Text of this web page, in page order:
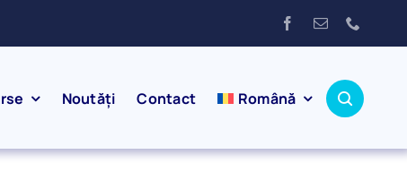
Noutăți Contact Română